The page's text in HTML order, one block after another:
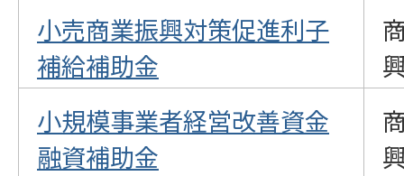
小売商業振興対策促進利子
補給補助金
小規模事業者経営改善資金
融資補助金